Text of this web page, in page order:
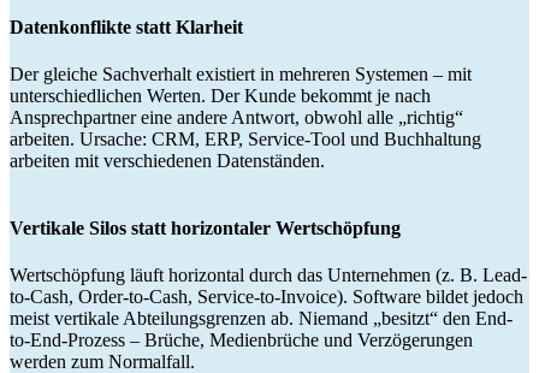
Datenkonflikte statt Klarheit
Der gleiche Sachverhalt existiert in mehreren Systemen – mit
unterschiedlichen Werten. Der Kunde bekommt je nach
Ansprechpartner eine andere Antwort, obwohl alle „richtig“
arbeiten. Ursache: CRM, ERP, Service-Tool und Buchhaltung
arbeiten mit verschiedenen Datenständen.
Vertikale Silos statt horizontaler Wertschöpfung
Wertschöpfung läuft horizontal durch das Unternehmen (z. B. Lead-
to-Cash, Order-to-Cash, Service-to-Invoice). Software bildet jedoch
meist vertikale Abteilungsgrenzen ab. Niemand „besitzt“ den End-
to-End-Prozess – Brüche, Medienbrüche und Verzögerungen
werden zum Normalfall.